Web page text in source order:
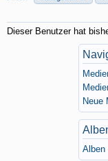
Dieser Benutzer hat
Neue
Alben